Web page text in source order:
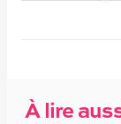
À lire